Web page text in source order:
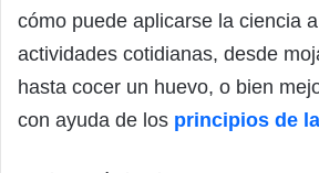
cómo puede aplicarse la ciencia
actividades cotidianas, desde
hasta cocer un huevo, o bien
con ayuda de los principios de